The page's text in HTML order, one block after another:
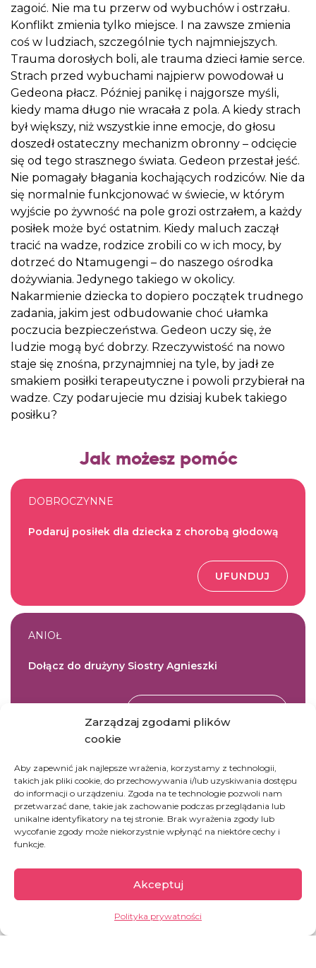
Zarządzaj zgodami plików
cookie
Aby zapewnić jak najlepsze wrażenia, korzystamy z technologii,
takich jak pliki cookie, do przechowywania i/lub uzyskiwania dostępu
do informacji o urządzeniu. Zgoda na te technologie pozwoli nam
przetwarzać dane, takie jak zachowanie podczas przeglądania lub
unikalne identyfikatory na tej stronie. Brak wyrażenia zgody lub
wycofanie zgody może niekorzystnie wpłynąć na niektóre cechy i
funkcje.
Akceptuj
Polityka prywatności
zagoić. Nie ma tu przerw od wybuchów i ostrzału.
Konflikt zmienia tylko miejsce. I na zawsze zmienia
coś w ludziach, szczególnie tych najmniejszych.
Trauma dorosłych boli, ale trauma dzieci łamie serce.
Strach przed wybuchami najpierw powodował u
Gedeona płacz. Później panikę i najgorsze myśli,
kiedy mama długo nie wracała z pola. A kiedy strach
był większy, niż wszystkie inne emocje, do głosu
doszedł ostateczny mechanizm obronny – odcięcie
się od tego strasznego świata. Gedeon przestał jeść.
Nie pomagały błagania kochających rodziców. Nie da
się normalnie funkcjonować w świecie, w którym
wyjście po żywność na pole grozi ostrzałem, a każdy
posiłek może być ostatnim. Kiedy maluch zaczął
tracić na wadze, rodzice zrobili co w ich mocy, by
dotrzeć do Ntamugengi – do naszego ośrodka
dożywiania. Jedynego takiego w okolicy.
Nakarmienie dziecka to dopiero początek trudnego
zadania, jakim jest odbudowanie choć ułamka
poczucia bezpieczeństwa. Gedeon uczy się, że
ludzie mogą być dobrzy. Rzeczywistość na nowo
staje się znośna, przynajmniej na tyle, by jadł ze
smakiem posiłki terapeutyczne i powoli przybierał na
wadze. Czy podarujecie mu dzisiaj kubek takiego
posiłku?
Jak możesz pomóc
DOBROCZYNNE
Podaruj posiłek dla dziecka z chorobą głodową
UFUNDUJ
ANIOŁ
Dołącz do drużyny Siostry Agnieszki
DOBROCZYNNE
Kup kozę